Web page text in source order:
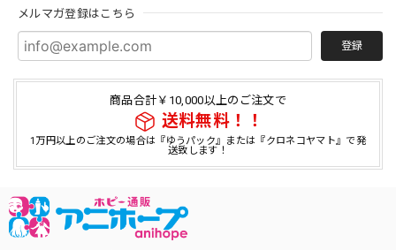
メルマガ登録はこちら
登録
商品合計￥10,000以上のご注文で
送料無料！！
1万円以上のご注文の場合は『ゆうパック』または『クロネコヤマト』で発
送致します！